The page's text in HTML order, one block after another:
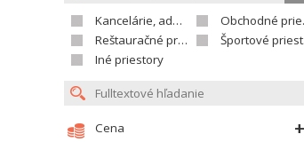
Kancelárie, administratívne priestory
Obchodné priestory
Reštauračné priestory
Športové priestory
Iné priestory
Cena